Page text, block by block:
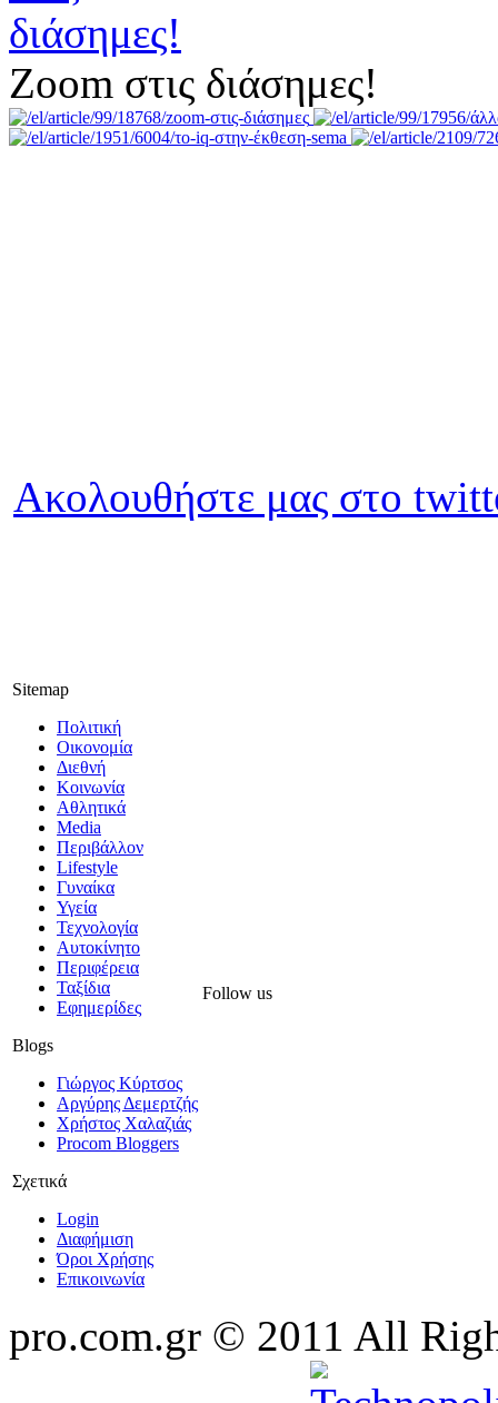
Zoom στις διάσημες!
Ακολουθήστε μας στο
Sitemap
Πολιτική
Οικονομία
Διεθνή
Κοινωνία
Αθλητικά
Media
Περιβάλλον
Lifestyle
Γυναίκα
Υγεία
Τεχνολογία
Αυτοκίνητο
Περιφέρεια
Ταξίδια
Εφημερίδες
Blogs
Γιώργος Κύρτσος
Αργύρης Δεμερτζής
Χρήστος Χαλαζιάς
Procom Bloggers
Σχετικά
Login
Διαφήμιση
Όροι Χρήσης
Επικοινωνία
Follow us
pro.com.gr © 2011 All